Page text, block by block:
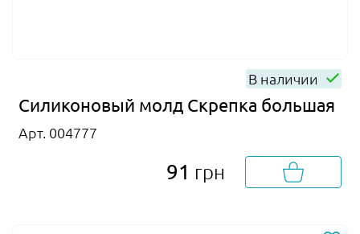
В наличии
Силиконовый молд Скрепка большая
Арт. 004777
91 грн